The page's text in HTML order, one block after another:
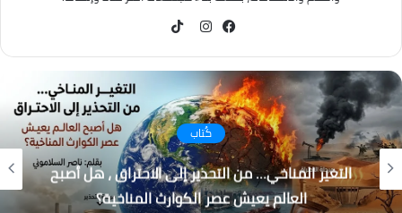
كُتاب
التغير المناخي… من التحذير إلى الاحتراق ، هل أصبح
العالم يعيش عصر الكوارث المناخية؟